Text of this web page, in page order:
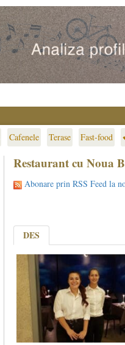
Cafenele Terase Fast-food
Restaurant cu Noua
Abonare prin RSS Feed la
DES